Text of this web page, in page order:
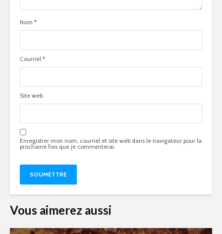
Nom *
Courriel *
Site web
Enregistrer mon nom, courriel et site web dans le navigateur pour la
prochaine fois que je commenterai.
Vous aimerez aussi